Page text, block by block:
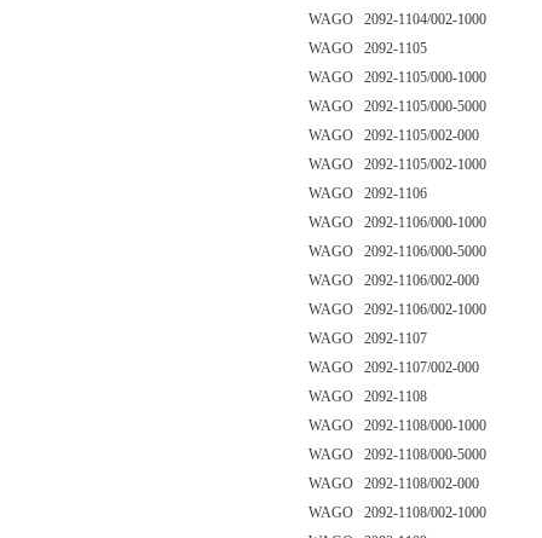
WAGO 2092-1104/002-1000
WAGO 2092-1105
WAGO 2092-1105/000-1000
WAGO 2092-1105/000-5000
WAGO 2092-1105/002-000
WAGO 2092-1105/002-1000
WAGO 2092-1106
WAGO 2092-1106/000-1000
WAGO 2092-1106/000-5000
WAGO 2092-1106/002-000
WAGO 2092-1106/002-1000
WAGO 2092-1107
WAGO 2092-1107/002-000
WAGO 2092-1108
WAGO 2092-1108/000-1000
WAGO 2092-1108/000-5000
WAGO 2092-1108/002-000
WAGO 2092-1108/002-1000